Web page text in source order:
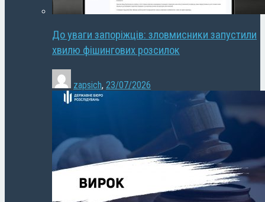
До уваги запоріжців: зловмисники запустили
хвилю фішингових розсилок
zapsich, 23/07/2026